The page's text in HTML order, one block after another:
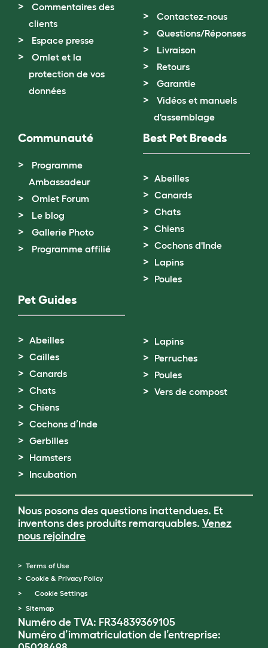
Commentaires des
clients
Espace presse
Omlet et la
protection de vos
données
Contactez-nous
Questions/Réponses
Livraison
Retours
Garantie
Vidéos et manuels
d'assemblage
Communauté
Programme
Ambassadeur
Omlet Forum
Le blog
Gallerie Photo
Programme affilié
Best Pet Breeds
Abeilles
Canards
Chats
Chiens
Cochons d'Inde
Lapins
Poules
Pet Guides
Abeilles
Cailles
Canards
Chats
Chiens
Cochons d’Inde
Gerbilles
Hamsters
Incubation
Lapins
Perruches
Poules
Vers de compost
Nous posons des questions inattendues. Et
inventons des produits remarquables. Venez
nous rejoindre
Terms of Use
Cookie & Privacy Policy
Cookie Settings
Sitemap
Numéro de TVA: FR34839369105
Numéro d’immatriculation de l’entreprise: